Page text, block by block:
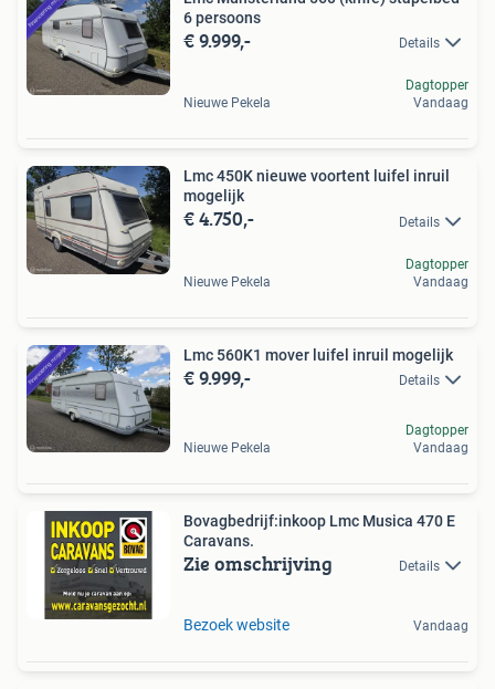
6 persoons
€ 9.999,- Details
Nieuwe Pekela
Dagtopper
Vandaag
Lmc 450K nieuwe voortent luifel inruil
mogelijk
€ 4.750,- Details
Nieuwe Pekela
Dagtopper
Vandaag
Lmc 560K1 mover luifel inruil mogelijk
€ 9.999,- Details
Nieuwe Pekela
Dagtopper
Vandaag
Bovagbedrijf:inkoop Lmc Musica 470 E
Caravans.
Zie omschrijving Details
Bezoek website Vandaag